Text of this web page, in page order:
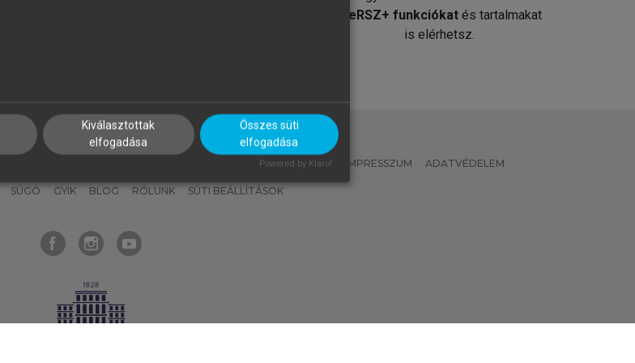
MeRSZ+ funkciókat és tartalmakat
is elérhetsz.
MI – ÁLTALÁNOS IRÁNYELVEK IMPRESSZUM ADATVÉDELEM
SÚGÓ GYIK BLOG RÓLUNK SÜTI BEÁLLÍTÁSOK
Kiválasztottak
elfogadása
Összes süti
elfogadása
Powered by Klaro!